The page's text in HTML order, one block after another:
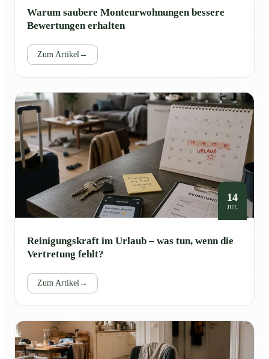
Warum saubere Monteurwohnungen bessere
Bewertungen erhalten
Zum Artikel→
14
JUL
Reinigungskraft im Urlaub – was tun, wenn die
Vertretung fehlt?
Zum Artikel→